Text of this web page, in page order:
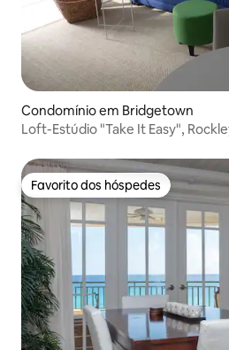
Condomínio em Bridgetown
Loft-Estúdio "Take It Easy",
Favorito dos hóspedes
Favorito dos hóspedes